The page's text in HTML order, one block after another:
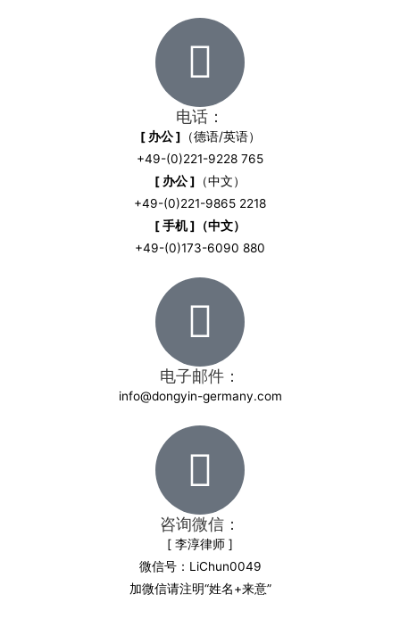
电话：
[ 办公 ] （德语/英语）
+49-(0)221-9228 765
[ 办公 ] （中文）
+49-(0)221-9865 2218
[ 手机 ]（中文）
+49-(0)173-6090 880
电子邮件：
info@dongyin-germany.com
咨询微信：
[ 李淳律师 ]
微信号：LiChun0049
加微信请注明“姓名+来意”